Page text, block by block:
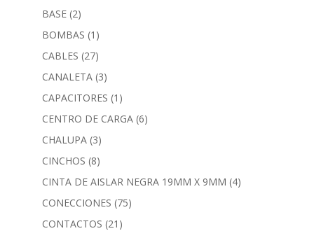
BASE (2)
BOMBAS (1)
CABLES (27)
CANALETA (3)
CAPACITORES (1)
CENTRO DE CARGA (6)
CHALUPA (3)
CINCHOS (8)
CINTA DE AISLAR NEGRA 19MM X 9MM (4)
CONECCIONES (75)
CONTACTOS (21)